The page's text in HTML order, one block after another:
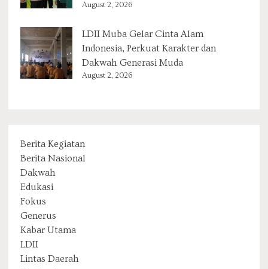
August 2, 2026
LDII Muba Gelar Cinta Alam
Indonesia, Perkuat Karakter dan
Dakwah Generasi Muda
August 2, 2026
Berita Kegiatan
Berita Nasional
Dakwah
Edukasi
Fokus
Generus
Kabar Utama
LDII
Lintas Daerah